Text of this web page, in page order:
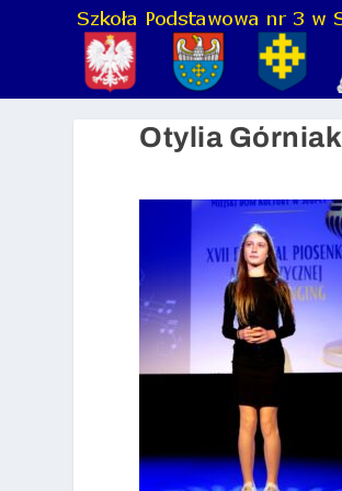
Otylia Górniak